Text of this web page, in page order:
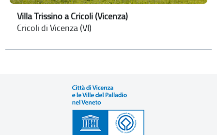
Villa Trissino a Cricoli (Vicenza)
Cricoli di Vicenza (VI)